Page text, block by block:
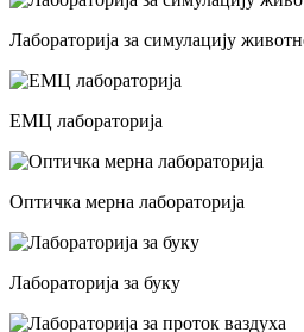
Лабораторија за симулацију
ЕМЦ лабораторија
Оптичка мерна лабораторија
Лабораторија за буку